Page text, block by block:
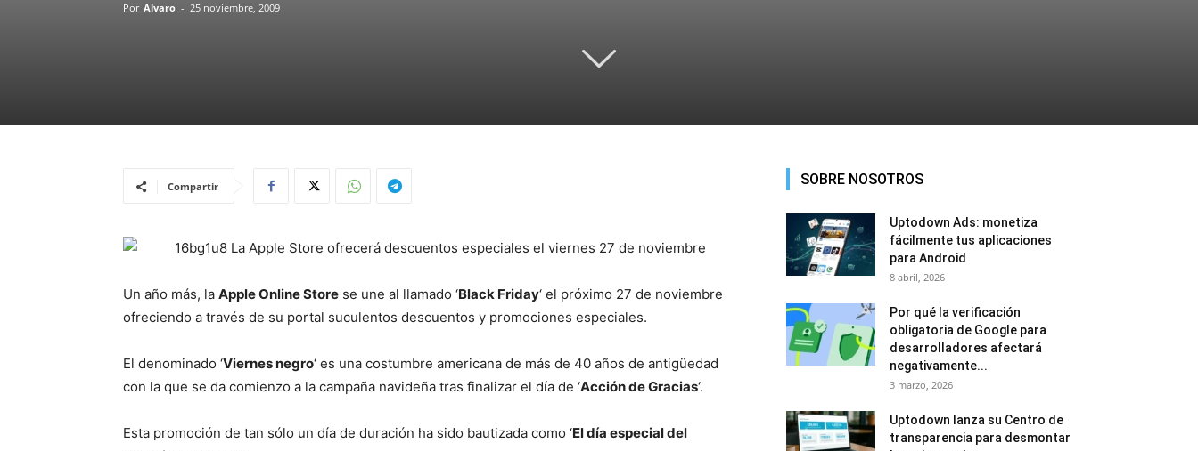
Por Alvaro - 25 noviembre, 2009
Compartir
Un año más, la Apple Online Store se une al llamado ‘Black Friday‘ el próximo 27 de noviembre
ofreciendo a través de su portal suculentos descuentos y promociones especiales.
El denominado ‘Viernes negro‘ es una costumbre americana de más de 40 años de antigüedad
con la que se da comienzo a la campaña navideña tras finalizar el día de ‘Acción de Gracias‘.
Esta promoción de tan sólo un día de duración ha sido bautizada como ‘El día especial del
SOBRE NOSOTROS
Uptodown Ads: monetiza
fácilmente tus aplicaciones
para Android
8 abril, 2026
Por qué la verificación
obligatoria de Google para
desarrolladores afectará
negativamente...
3 marzo, 2026
Uptodown lanza su Centro de
transparencia para desmontar